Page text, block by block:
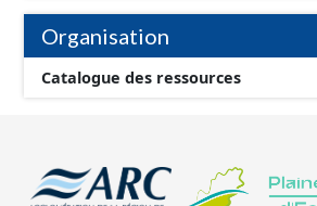
Organisation
Catalogue des ressources